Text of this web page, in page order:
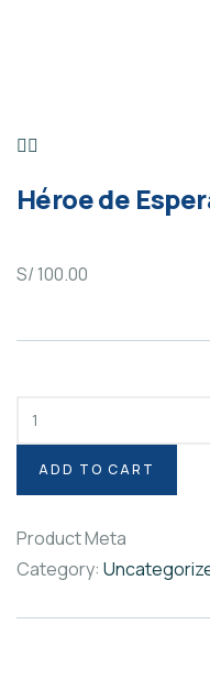
Héroe de
S/ 100.00
ADD TO CART
Product Meta
Category: